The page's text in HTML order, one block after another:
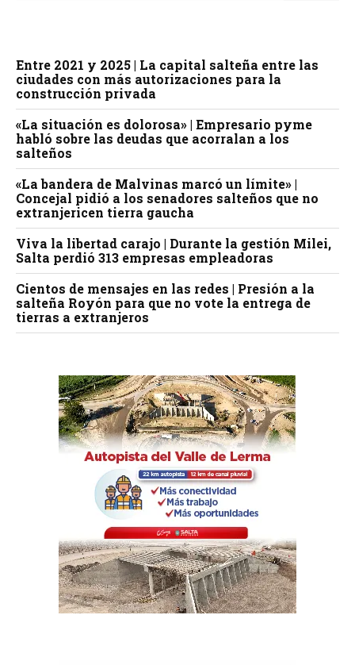
Entre 2021 y 2025 | La capital salteña entre las
ciudades con más autorizaciones para la
construcción privada
«La situación es dolorosa» | Empresario pyme
habló sobre las deudas que acorralan a los
salteños
«La bandera de Malvinas marcó un límite» |
Concejal pidió a los senadores salteños que no
extranjericen tierra gaucha
Viva la libertad carajo | Durante la gestión Milei,
Salta perdió 313 empresas empleadoras
Cientos de mensajes en las redes | Presión a la
salteña Royón para que no vote la entrega de
tierras a extranjeros